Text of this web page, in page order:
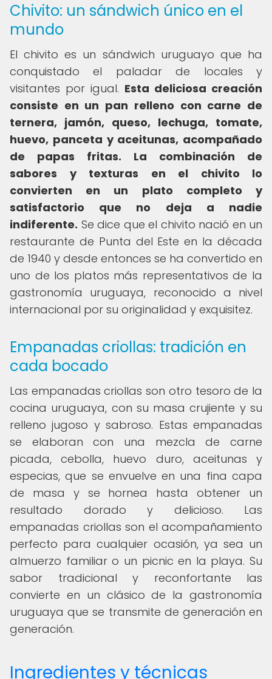
Chivito: un sándwich único en el
mundo
El chivito es un sándwich uruguayo que ha
conquistado el paladar de locales y
visitantes por igual. Esta deliciosa creación
consiste en un pan relleno con carne de
ternera, jamón, queso, lechuga, tomate,
huevo, panceta y aceitunas, acompañado
de papas fritas.
La combinación de
sabores y texturas en el chivito lo
convierten en un plato completo y
satisfactorio que no deja a nadie
indiferente. Se dice que el chivito nació en un
restaurante de Punta del Este en la década
de 1940 y desde entonces se ha convertido en
uno de los platos más representativos de la
gastronomía uruguaya, reconocido a nivel
internacional por su originalidad y exquisitez.
Empanadas criollas: tradición en
cada bocado
Las empanadas criollas son otro tesoro de la
cocina uruguaya, con su masa crujiente y su
relleno jugoso y sabroso. Estas empanadas
se elaboran con una mezcla de carne
picada, cebolla, huevo duro, aceitunas y
especias, que se envuelve en una fina capa
de masa y se hornea hasta obtener un
resultado dorado y delicioso. Las
empanadas criollas son el acompañamiento
perfecto para cualquier ocasión, ya sea un
almuerzo familiar o un picnic en la playa. Su
sabor tradicional y reconfortante las
convierte en un clásico de la gastronomía
uruguaya que se transmite de generación en
generación.
Ingredientes y técnicas